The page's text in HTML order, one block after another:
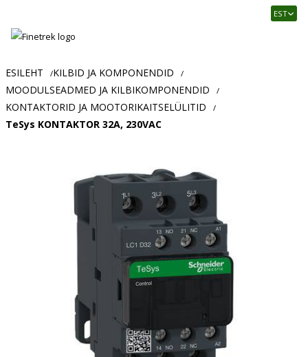
Usaldusväärne
ja
tööstusautomaatika
pood
EST
ESILEHT /KILBID JA KOMPONENDID /
MOODULSEADMED JA KILBIKOMPONENDID /
KONTAKTORID JA MOOTORIKAITSELÜLITID /
TeSys KONTAKTOR 32A, 230VAC